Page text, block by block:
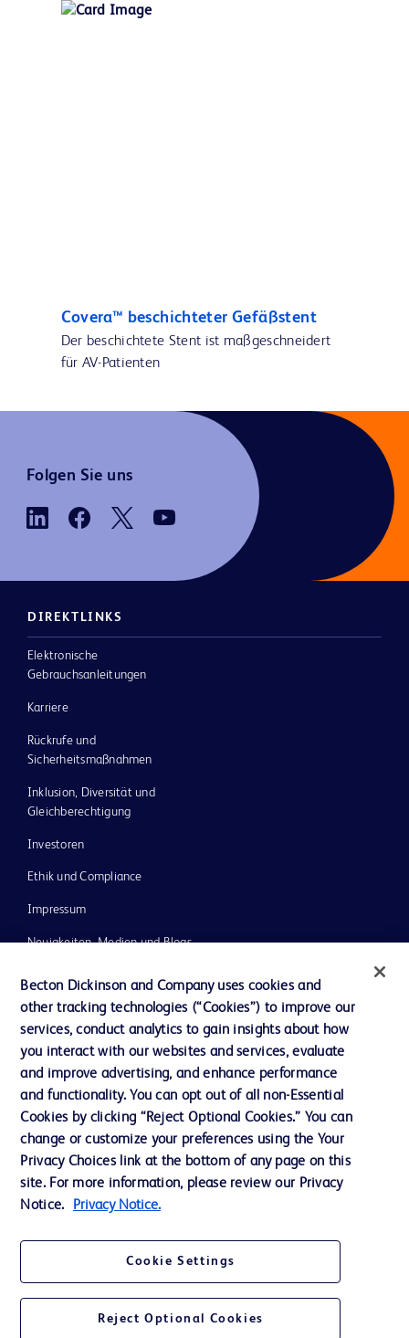
Covera™ beschichteter Gefäßstent
Der beschichtete Stent ist maßgeschneidert
für AV-Patienten
Folgen Sie uns
DIREKTLINKS
Elektronische
Gebrauchsanleitungen
Karriere
Rückrufe und
Sicherheitsmaßnahmen
Inklusion, Diversität und
Gleichberechtigung
Investoren
Ethik und Compliance
Impressum
Neuigkeiten, Medien und Blogs
Unser Unternehmen
AGB
Kontaktieren Sie uns
Cookie-Einstellungen
Datenschutz
Nutzungsbedingungen
© 2026 BD. Alle Rechte vorbehalten. BD und das BD-Logo sind Marken von
Becton Dickinson and Company uses cookies and
other tracking technologies (“Cookies”) to improve our
services, conduct analytics to gain insights about how
you interact with our websites and services, evaluate
and improve advertising, and enhance performance
and functionality. You can opt out of all non-Essential
Cookies by clicking “Reject Optional Cookies.” You can
change or customize your preferences using the Your
Privacy Choices link at the bottom of any page on this
site. For more information, please review our Privacy
Notice.
Privacy Notice.
Cookie Settings
Reject Optional Cookies